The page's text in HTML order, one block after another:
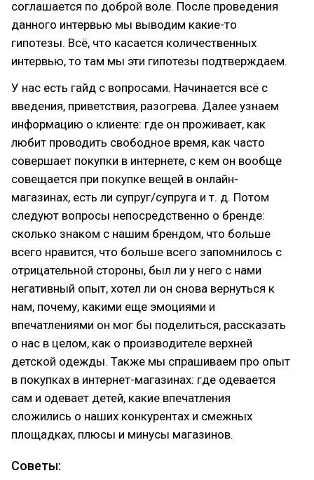
соглашается по доброй воле. После проведения
данного интервью мы выводим какие-то
гипотезы. Всё, что касается количественных
интервью, то там мы эти гипотезы подтверждаем.
У нас есть гайд с вопросами. Начинается всё с
введения, приветствия, разогрева. Далее узнаем
информацию о клиенте: где он проживает, как
любит проводить свободное время, как часто
совершает покупки в интернете, с кем он вообще
совещается при покупке вещей в онлайн-
магазинах, есть ли супруг/супруга и т. д. Потом
следуют вопросы непосредственно о бренде:
сколько знаком с нашим брендом, что больше
всего нравится, что больше всего запомнилось с
отрицательной стороны, был ли у него с нами
негативный опыт, хотел ли он снова вернуться к
нам, почему, какими еще эмоциями и
впечатлениями он мог бы поделиться, рассказать
о нас в целом, как о производителе верхней
детской одежды. Также мы спрашиваем про опыт
в покупках в интернет-магазинах: где одевается
сам и одевает детей, какие впечатления
сложились о наших конкурентах и смежных
площадках, плюсы и минусы магазинов.
Советы: